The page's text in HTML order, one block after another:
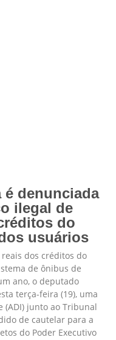
é denunciada
ilegal de
do
usuários
dos créditos do
de ônibus de
ano, o deputado
terça-feira (19), uma
(ADI) junto ao Tribunal
de cautelar para a
do Poder Executivo